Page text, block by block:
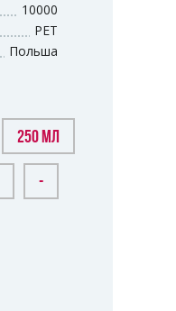
10000
PET
Польша
250 МЛ
-